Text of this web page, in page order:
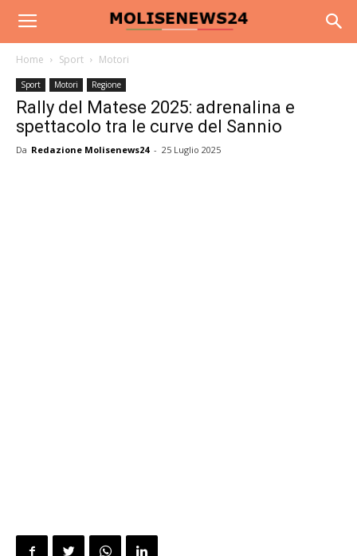
Home Sport Motori
Sport Motori Regione
Rally del Matese 2025: adrenalina e
spettacolo tra le curve del Sannio
Da Redazione Molisenews24 - 25 Luglio 2025